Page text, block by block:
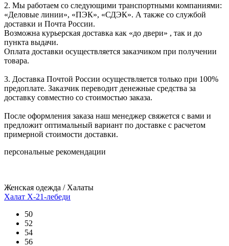
2. Мы работаем со следующими транспортными компаниями:
«Деловые линии», «ПЭК», «СДЭК». А также со службой
доставки и Почта России.
Возможна курьерская доставка как «до двери» , так и до
пункта выдачи.
Оплата доставки осуществляется заказчиком при получении
товара.
3. Доставка Почтой России осуществляется только при 100%
предоплате. Заказчик переводит денежные средства за
доставку совместно со стоимостью заказа.
После оформления заказа наш менеджер свяжется с вами и
предложит оптимальный вариант по доставке с расчетом
примерной стоимости доставки.
персональные рекомендации
Женская одежда / Халаты
Халат Х-21-лебеди
50
52
54
56